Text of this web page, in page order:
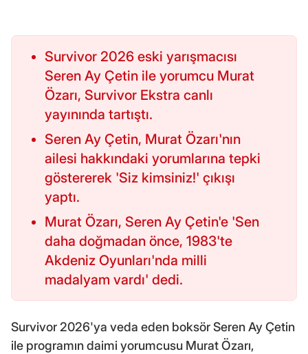
Survivor 2026 eski yarışmacısı
Seren Ay Çetin ile yorumcu Murat
Özarı, Survivor Ekstra canlı
yayınında tartıştı.
Seren Ay Çetin, Murat Özarı'nın
ailesi hakkındaki yorumlarına tepki
göstererek 'Siz kimsiniz!' çıkışı
yaptı.
Murat Özarı, Seren Ay Çetin'e 'Sen
daha doğmadan önce, 1983'te
Akdeniz Oyunları'nda milli
madalyam vardı' dedi.
Survivor 2026'ya veda eden boksör Seren Ay Çetin
ile programın daimi yorumcusu Murat Özarı,